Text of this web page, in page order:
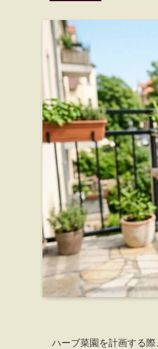
ハーブ菜園を計画する